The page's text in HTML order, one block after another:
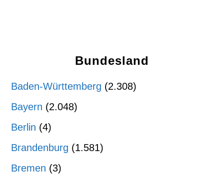
Bundesland
Baden-Württemberg (2.308)
Bayern (2.048)
Berlin (4)
Brandenburg (1.581)
Bremen (3)